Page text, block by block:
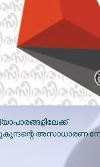
മുകുന്ദന്റെ അസാധാരണ